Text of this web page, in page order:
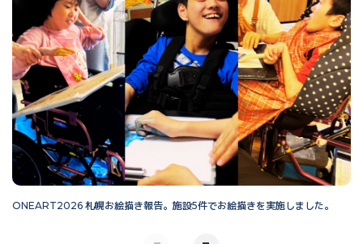
ONEART2026 札幌お絵描き報告。施設5件でお絵描きを実施しました。